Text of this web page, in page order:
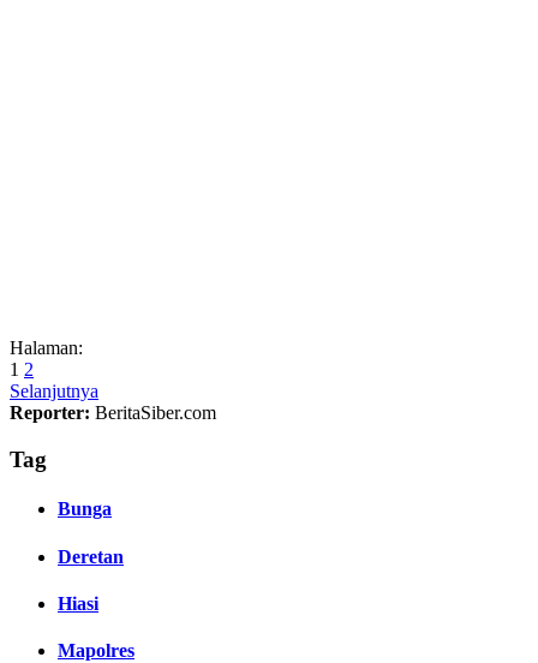
Halaman:
1 2
Selanjutnya
Reporter: BeritaSiber.com
Tag
Bunga
Deretan
Hiasi
Mapolres